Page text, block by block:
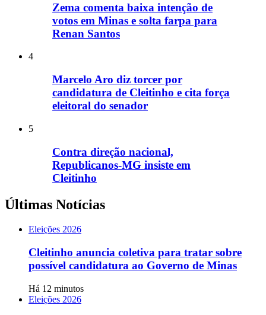
Zema comenta baixa intenção de
votos em Minas e solta farpa para
Renan Santos
4
Marcelo Aro diz torcer por
candidatura de Cleitinho e cita força
eleitoral do senador
5
Contra direção nacional,
Republicanos-MG insiste em
Cleitinho
Últimas Notícias
Eleições 2026
Cleitinho anuncia coletiva para tratar sobre
possível candidatura ao Governo de Minas
Há 12 minutos
Eleições 2026